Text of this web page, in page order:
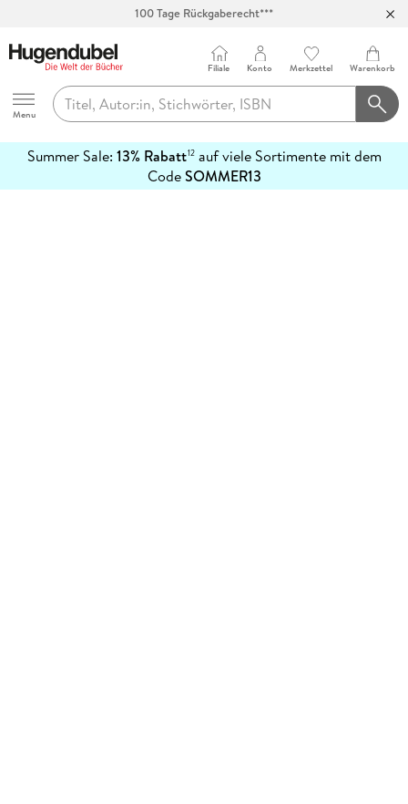
100 Tage Rückgaberecht***
Hugendubel
Menu
Filiale Konto Merkzettel Warenkorb
Summer Sale: 13% Rabatt12auf viele Sortimente mit dem
CodeSOMMER13
erfahren